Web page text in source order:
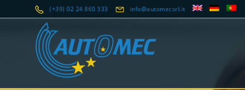
(+39) 02 24 860 333 info@automecsrl.it